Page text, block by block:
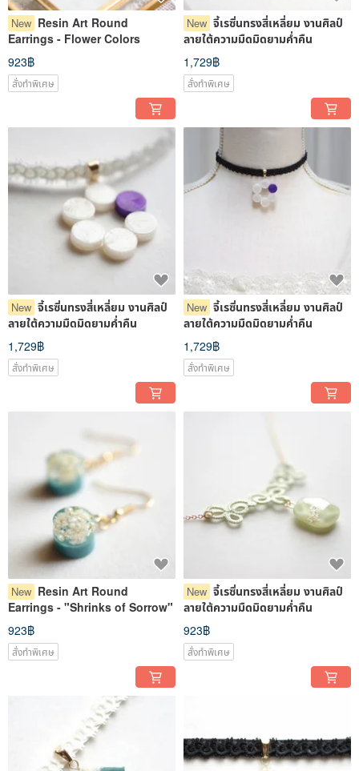
New Resin Art Round
Earrings - Flower Colors
923฿
สั่งทำพิเศษ
New จี้เรซิ่นทรงสี่เหลี่ยม งานศิลป์
ลายใต้ความมืดมิดยามค่ำคืน
1,729฿
สั่งทำพิเศษ
New จี้เรซิ่นทรงสี่เหลี่ยม งานศิลป์
ลายใต้ความมืดมิดยามค่ำคืน
1,729฿
สั่งทำพิเศษ
New จี้เรซิ่นทรงสี่เหลี่ยม งานศิลป์
ลายใต้ความมืดมิดยามค่ำคืน
1,729฿
สั่งทำพิเศษ
New Resin Art Round
Earrings - "Shrinks of Sorrow"
923฿
สั่งทำพิเศษ
New จี้เรซิ่นทรงสี่เหลี่ยม งานศิลป์
ลายใต้ความมืดมิดยามค่ำคืน
923฿
สั่งทำพิเศษ